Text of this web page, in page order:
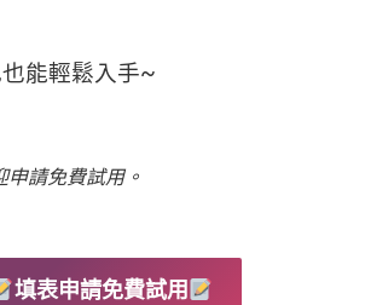
能輕鬆入手~
請免費試用。
填表申請免費試用